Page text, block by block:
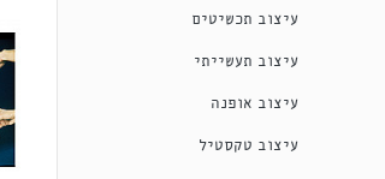
עיצוב תכשיטים
עיצוב תעשייתי
עיצוב אופנה
עיצוב טקסטיל